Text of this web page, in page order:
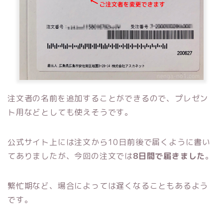
注文者の名前を追加することができるので、プレゼン
ト用などとしても使えそうです。
公式サイト上には注文から10日前後で届くように書い
てありましたが、今回の注文では8日間で届きました。
繁忙期など、場合によっては遅くなることもあるよう
です。